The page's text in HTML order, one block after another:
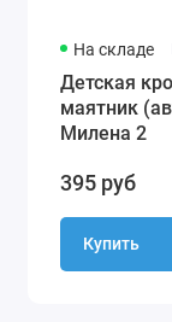
На складе
Детская
маятник
Милена 2
395 руб
Купить